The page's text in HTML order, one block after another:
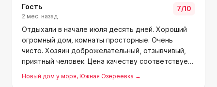
Гость
2 мес. назад
7/10
Отдыхали в начале июля десять дней. Хороший
огромный дом, комнаты просторные. Очень
чисто. Хозяин доброжелательный, отзывчивый,
приятный человек. Цена качеству соответствует.
Обязательно приедем ещё. Спасибо за
гостеприимство!
Новый дом у моря, Южная Озереевка →